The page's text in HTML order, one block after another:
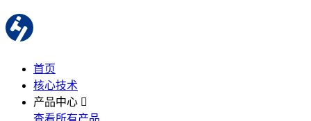
首页
核心技术
产品中心
查看所有产品